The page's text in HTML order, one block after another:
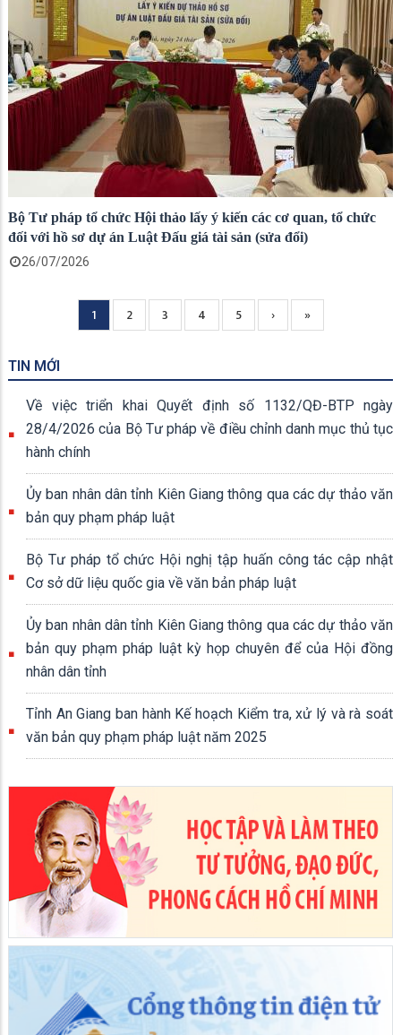
Bộ Tư pháp tổ chức Hội thảo lấy ý kiến các cơ quan, tổ chức
đối với hồ sơ dự án Luật Đấu giá tài sản (sửa đổi)
26/07/2026
Current
page
1 Page
2 Page
3 Page
4 Page
5
Next
page
›
Trang
cuối
»
TIN MỚI
Về việc triển khai Quyết định số 1132/QĐ-BTP ngày
28/4/2026 của Bộ Tư pháp về điều chỉnh danh mục thủ tục
hành chính
Ủy ban nhân dân tỉnh Kiên Giang thông qua các dự thảo văn
bản quy phạm pháp luật
Bộ Tư pháp tổ chức Hội nghị tập huấn công tác cập nhật
Cơ sở dữ liệu quốc gia về văn bản pháp luật
Ủy ban nhân dân tỉnh Kiên Giang thông qua các dự thảo văn
bản quy phạm pháp luật kỳ họp chuyên để của Hội đồng
nhân dân tỉnh
Tỉnh An Giang ban hành Kế hoạch Kiểm tra, xử lý và rà soát
văn bản quy phạm pháp luật năm 2025